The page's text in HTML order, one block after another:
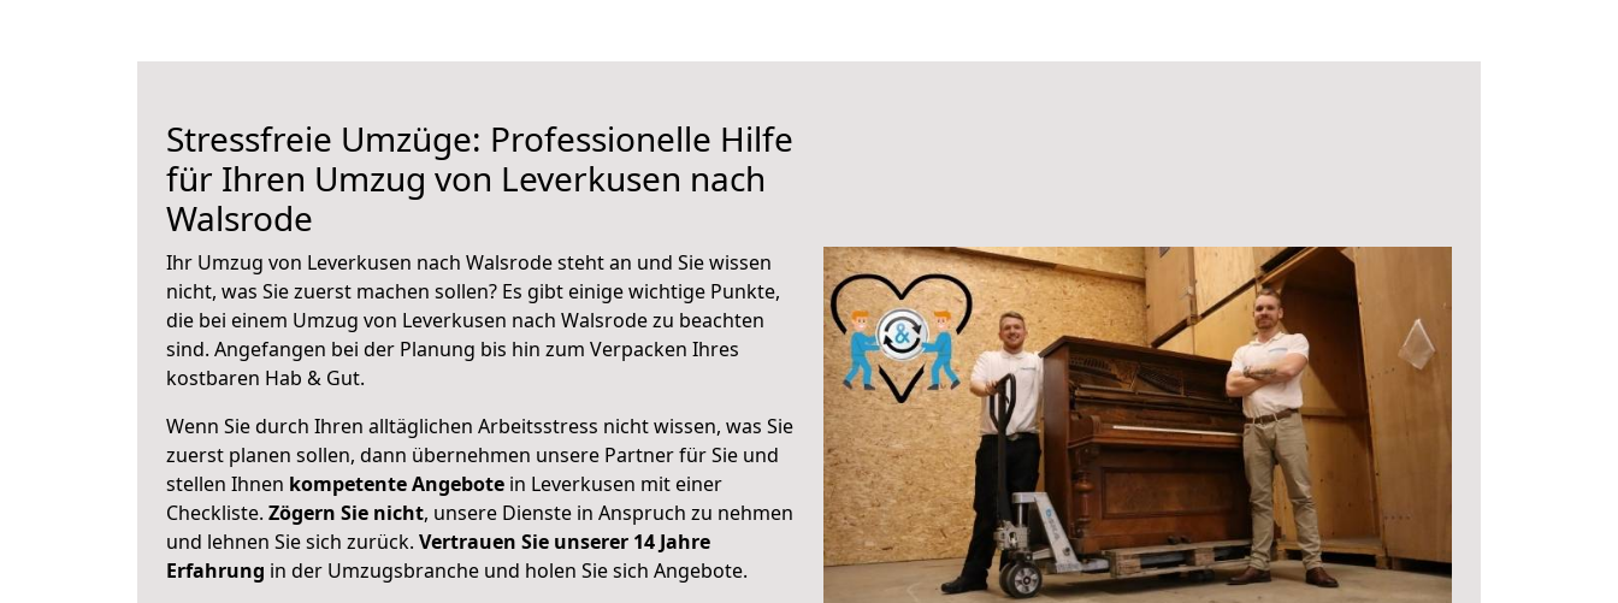
Stressfreie Umzüge: Professionelle Hilfe
für Ihren Umzug von Leverkusen nach
Walsrode
Ihr Umzug von Leverkusen nach Walsrode steht an und Sie wissen
nicht, was Sie zuerst machen sollen? Es gibt einige wichtige Punkte,
die bei einem Umzug von Leverkusen nach Walsrode zu beachten
sind. Angefangen bei der Planung bis hin zum Verpacken Ihres
kostbaren Hab & Gut.
Wenn Sie durch Ihren alltäglichen Arbeitsstress nicht wissen, was Sie
zuerst planen sollen, dann übernehmen unsere Partner für Sie und
stellen Ihnen kompetente Angebote in Leverkusen mit einer
Checkliste. Zögern Sie nicht, unsere Dienste in Anspruch zu nehmen
und lehnen Sie sich zurück. Vertrauen Sie unserer 14 Jahre
Erfahrung in der Umzugsbranche und holen Sie sich Angebote.